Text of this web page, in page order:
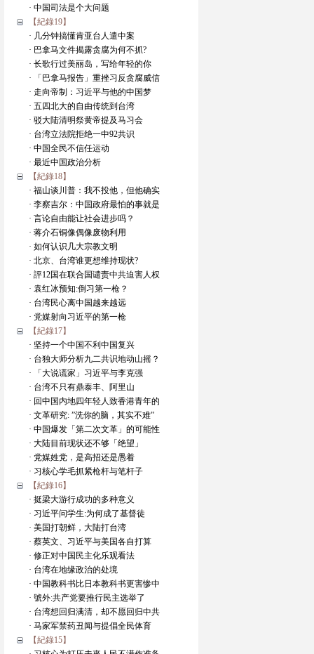
· 中国司法是个大问题
【紀錄19】
· 几分钟搞懂肯亚台人遣中案
· 巴拿马文件揭露贪腐为何不抓?
· 长歌行过美丽岛，写给年轻的你
· 「巴拿马报告」重挫习反贪腐威信
· 走向帝制：习近平与他的中国梦
· 五四北大的自由传统到台湾
· 驳大陆清明祭黄帝提及马习会
· 台湾立法院拒绝一中92共识
· 中国全民不信任运动
· 最近中国政治分析
【紀錄18】
· 福山谈川普：我不投他，但他确实
· 李察吉尔：中国政府最怕的事就是
· 言论自由能让社会进步吗？
· 蒋介石铜像偶像废物利用
· 如何认识几大宗教文明
· 北京、台湾谁更想维持现状?
· 評12国在联合国谴责中共迫害人权
· 袁红冰预知:倒习第一枪？
· 台湾民心离中国越来越远
· 党媒射向习近平的第一枪
【紀錄17】
· 坚持一个中国不利中国复兴
· 台独大师分析九二共识地动山摇？
· 「大说谎家」习近平与李克强
· 台湾不只有鼎泰丰、阿里山
· 回中国内地四年轻人致香港青年的
· 文革研究: ”洗你的脑，其实不难”
· 中国爆发「第二次文革」的可能性
· 大陆目前现状还不够「绝望」
· 党媒姓党，是高招还是愚着
· 习核心学毛抓紧枪杆与笔杆子
【紀錄16】
· 挺梁大游行成功的多种意义
· 习近平问学生:为何成了基督徒
· 美国打朝鲜，大陆打台湾
· 蔡英文、习近平与美国各自打算
· 修正对中国民主化乐观看法
· 台湾在地缘政治的处境
· 中国教科书比日本教科书更害惨中
· 號外:共产党要推行民主选举了
· 台湾想回归满清，却不愿回归中共
· 马家军禁药丑闻与提倡全民体育
【紀錄15】